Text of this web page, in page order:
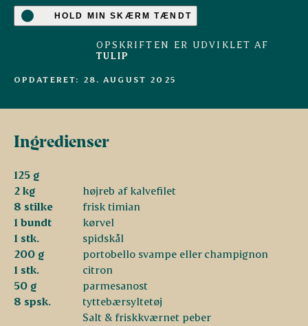
HOLD MIN SKÆRM TÆNDT
OPSKRIFTEN ER UDVIKLET AF
TULIP
OPDATERET: 28. AUGUST 2025
Ingredienser
125 g
2 kg
højreb af kalvefilet
8 stilke
frisk timian
1 bundt
kørvel
1 stk.
spidskål
200 g
portobello svampe eller champignon
1 stk.
citron
50 g
parmesanost
8 spsk.
tyttebærsyltetøj
Salt & friskkværnet peber